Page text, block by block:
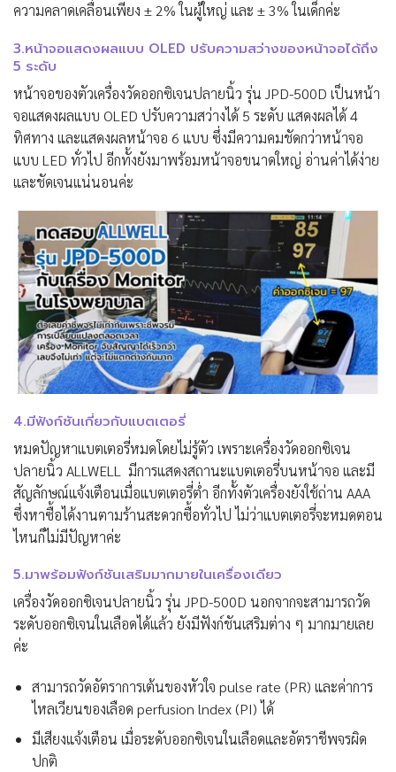
ความคลาดเคลื่อนเพียง ± 2% ในผู้ใหญ่ และ ± 3% ในเด็กค่ะ
3.หน้าจอแสดงผลแบบ OLED ปรับความสว่างของหน้าจอได้ถึง
5 ระดับ
หน้าจอของตัวเครื่องวัดออกซิเจนปลายนิ้ว รุ่น JPD-500D เป็นหน้า
จอแสดงผลแบบ OLED ปรับความสว่างได้ 5 ระดับ แสดงผลได้ 4
ทิศทาง และแสดงผลหน้าจอ 6 แบบ ซึ่งมีความคมชัดกว่าหน้าจอ
แบบ LED ทั่วไป อีกทั้งยังมาพร้อมหน้าจอขนาดใหญ่ อ่านค่าได้ง่าย
และชัดเจนแน่นอนค่ะ
4.มีฟังก์ชันเกี่ยวกับแบตเตอรี่
หมดปัญหาแบตเตอรี่หมดโดยไม่รู้ตัว เพราะเครื่องวัดออกซิเจน
ปลายนิ้ว ALLWELL มีการแสดงสถานะแบตเตอรี่บนหน้าจอ และมี
สัญลักษณ์แจ้งเตือนเมื่อแบตเตอรี่ต่ำ อีกทั้งตัวเครื่องยังใช้ถ่าน AAA
ซึ่งหาซื้อได้งานตามร้านสะดวกซื้อทั่วไป ไม่ว่าแบตเตอรี่จะหมดตอน
ไหนก็ไม่มีปัญหาค่ะ
5.มาพร้อมฟังก์ชันเสริมมากมายในเครื่องเดียว
เครื่องวัดออกซิเจนปลายนิ้ว รุ่น JPD-500D นอกจากจะสามารถวัด
ระดับออกซิเจนในเลือดได้แล้ว ยังมีฟังก์ชันเสริมต่าง ๆ มากมายเลย
ค่ะ
สามารถวัดอัตราการเต้นของหัวใจ pulse rate (PR) และค่าการ
ไหลเวียนของเลือด perfusion lndex (PI) ได้
มีเสียงแจ้งเตือน เมื่อระดับออกซิเจนในเลือดและอัตราชีพจรผิด
ปกติ